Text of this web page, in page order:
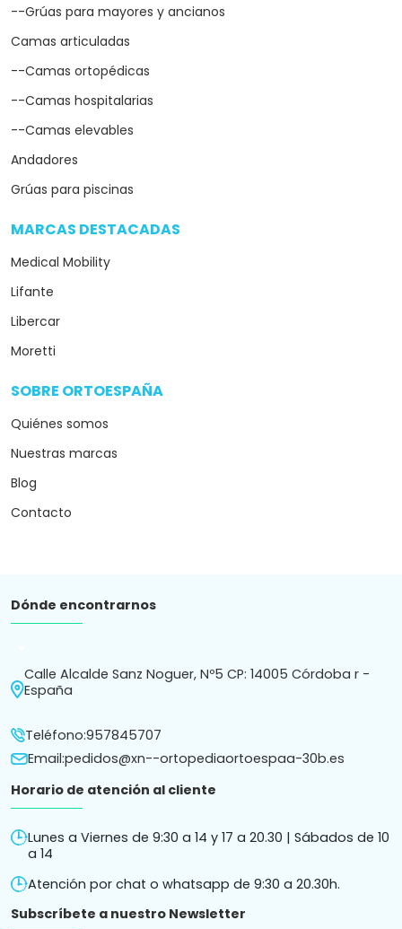
--Grúas para mayores y ancianos
Camas articuladas
--Camas ortopédicas
--Camas hospitalarias
--Camas elevables
Andadores
Grúas para piscinas
MARCAS DESTACADAS
Medical Mobility
Lifante
Libercar
Moretti
SOBRE ORTOESPAÑA
Quiénes somos
Nuestras marcas
Blog
Contacto
Dónde encontrarnos
Calle Alcalde Sanz Noguer, Nº5 CP: 14005 Córdoba r -
España
Teléfono:957845707
Email:pedidos@xn--ortopediaortoespaa-30b.es
Horario de atención al cliente
Lunes a Viernes de 9:30 a 14 y 17 a 20.30 | Sábados de 10
a 14
Atención por chat o whatsapp de 9:30 a 20.30h.
Subscríbete a nuestro Newsletter